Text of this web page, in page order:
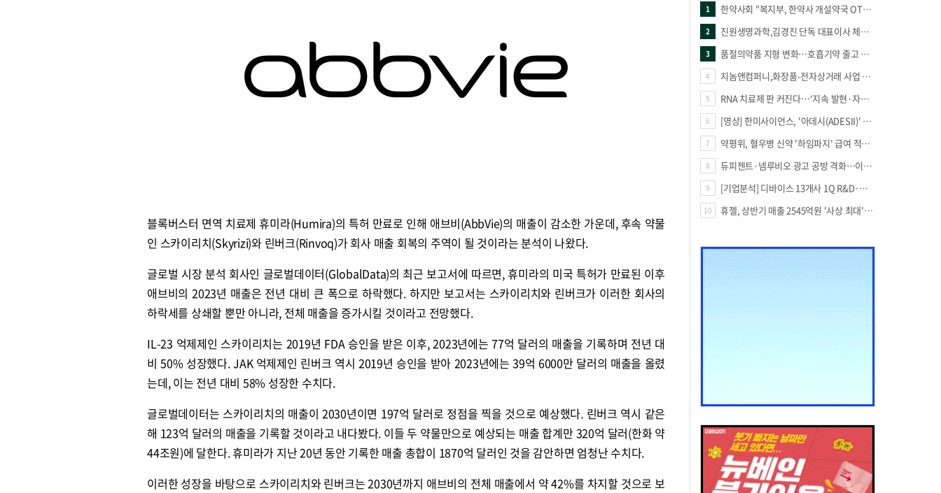
블록버스터 면역 치료제 휴미라(Humira)의 특허 만료로 인해 애브비(AbbVie)의 매출이 감소한 가운데, 후속 약물
인 스카이리치(Skyrizi)와 린버크(Rinvoq)가 회사 매출 회복의 주역이 될 것이라는 분석이 나왔다.
글로벌 시장 분석 회사인 글로벌데이터(GlobalData)의 최근 보고서에 따르면, 휴미라의 미국 특허가 만료된 이후
애브비의 2023년 매출은 전년 대비 큰 폭으로 하락했다. 하지만 보고서는 스카이리치와 린버크가 이러한 회사의
하락세를 상쇄할 뿐만 아니라, 전체 매출을 증가시킬 것이라고 전망했다.
IL-23 억제제인 스카이리치는 2019년 FDA 승인을 받은 이후, 2023년에는 77억 달러의 매출을 기록하며 전년 대
비 50% 성장했다. JAK 억제제인 린버크 역시 2019년 승인을 받아 2023년에는 39억 6000만 달러의 매출을 올렸
는데, 이는 전년 대비 58% 성장한 수치다.
글로벌데이터는 스카이리치의 매출이 2030년이면 197억 달러로 정점을 찍을 것으로 예상했다. 린버크 역시 같은
해 123억 달러의 매출을 기록할 것이라고 내다봤다. 이들 두 약물만으로 예상되는 매출 합계만 320억 달러(한화 약
44조원)에 달한다. 휴미라가 지난 20년 동안 기록한 매출 총합이 1870억 달러인 것을 감안하면 엄청난 수치다.
이러한 성장을 바탕으로 스카이리치와 린버크는 2030년까지 애브비의 전체 매출에서 약 42%를 차지할 것으로 보
1 한약사회 "복지부, 한약사 개설약국 OTC 공급 방해 더는 방관 말아야"
2 진원생명과학,김경진 단독 대표이사 체제 돌입
3 품절의약품 지형 변화…호흡기약 줄고 만성질환 복합제 늘었다
4 지놈앤컴퍼니,화장품-전자상거래 사업 진출
5 RNA 치료제 판 커진다…‘지속 발현·자가증폭·단백질 복원’ 경쟁
6 [영상] 한미사이언스, '아데시(ADESII)' 앞세워 더마 시장 판도 바꾼다
7 약평위, 혈우병 신약 '하임파지' 급여 적정성 인정…조건부 통과
8 듀피젠트·넴루비오 광고 공방 격화…이번엔 사노피가 일부 문구 변경
9 [기업분석] 디바이스 13개사 1Q R&D·해외매출 증가
10 휴젤, 상반기 매출 2545억원 '사상 최대'…미국 투자 속 성장세 지속